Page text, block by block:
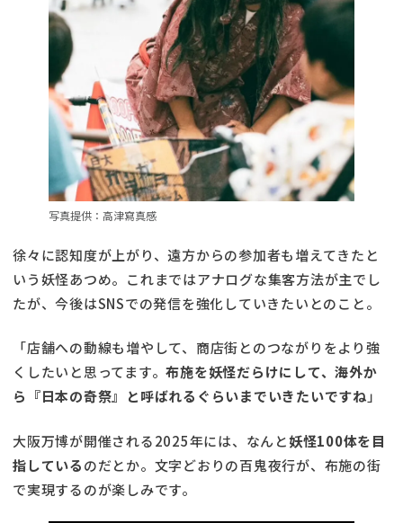
写真提供：高津寫真感
徐々に認知度が上がり、遠方からの参加者も増えてきたと
いう妖怪あつめ。これまではアナログな集客方法が主でし
たが、今後はSNSでの発信を強化していきたいとのこと。
「店舗への動線も増やして、商店街とのつながりをより強
くしたいと思ってます。布施を妖怪だらけにして、海外か
ら『日本の奇祭』と呼ばれるぐらいまでいきたいですね」
大阪万博が開催される2025年には、なんと妖怪100体を目
指しているのだとか。文字どおりの百鬼夜行が、布施の街
で実現するのが楽しみです。